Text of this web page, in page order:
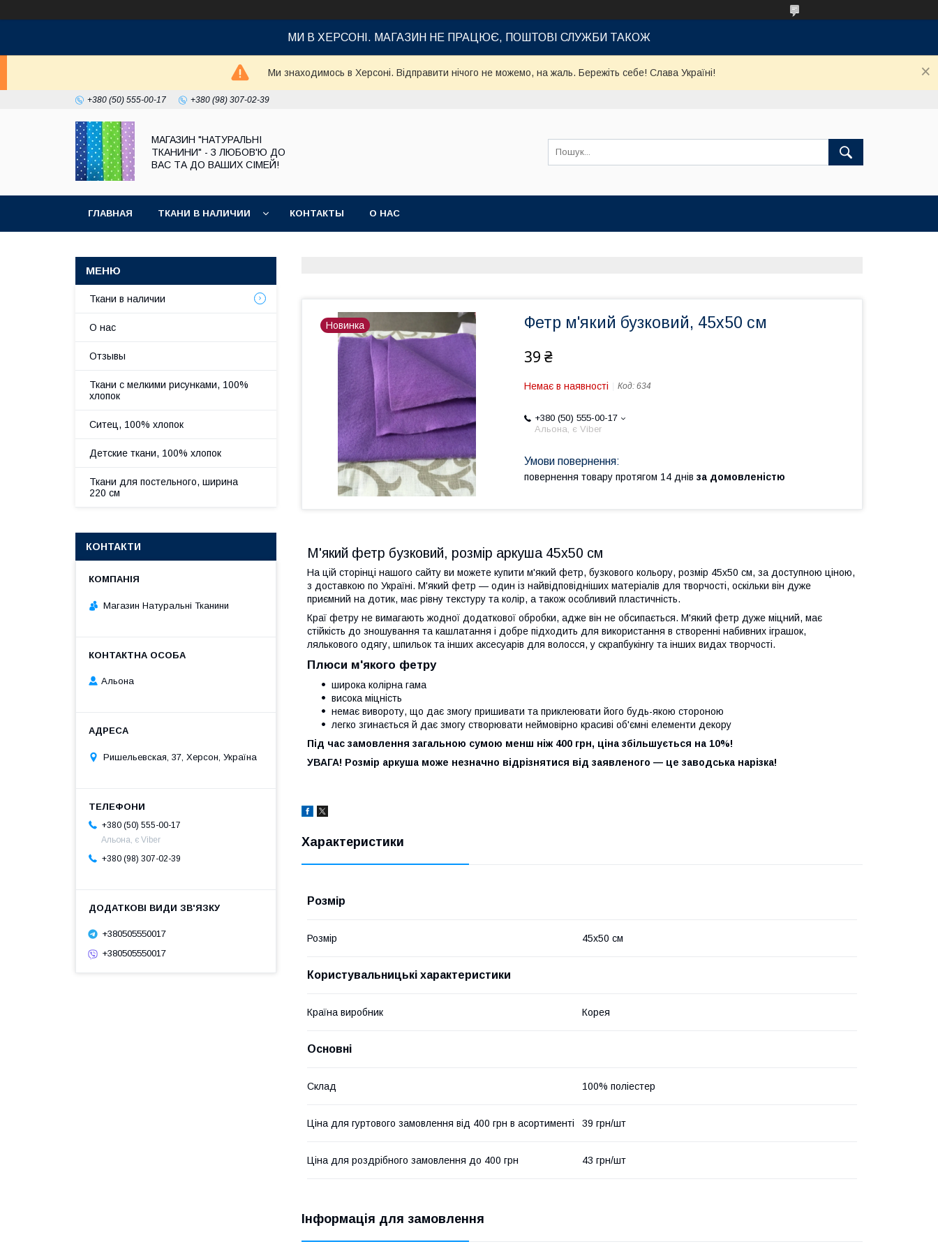
МИ В ХЕРСОНІ. МАГАЗИН НЕ ПРАЦЮЄ, ПОШТОВІ СЛУЖБИ ТАКОЖ
Ми знаходимось в Херсоні. Відправити нічого не можемо, на жаль. Бережіть себе! Слава Україні!
+380 (50) 555-00-17 +380 (98) 307-02-39
МАГАЗИН "НАТУРАЛЬНІ
ТКАНИНИ" - З ЛЮБОВ'Ю ДО
ВАС ТА ДО ВАШИХ СІМЕЙ!
ГЛАВНАЯ ТКАНИ В НАЛИЧИИ КОНТАКТЫ О НАС
Новинка Фетр м'який бузковий, 45х50 см
39 ₴
Немає в наявності Код: 634
+380 (50) 555-00-17
Альона, є Viber
повернення товару протягом 14 днів за домовленістю
М'який фетр бузковий, розмір аркуша 45х50 см
На цій сторінці нашого сайту ви можете купити м'який фетр, бузкового кольору, розмір 45х50 см, за доступною ціною,
з доставкою по Україні. М'який фетр — один із найвідповідніших матеріалів для творчості, оскільки він дуже
приємний на дотик, має рівну текстуру та колір, а також особливий пластичність.
Краї фетру не вимагають жодної додаткової обробки, адже він не обсипається. М'який фетр дуже міцний, має
стійкість до зношування та кашлатання і добре підходить для використання в створенні набивних іграшок,
лялькового одягу, шпильок та інших аксесуарів для волосся, у скрапбукінгу та інших видах творчості.
Плюси м'якого фетру
широка колірна гама
висока міцність
немає вивороту, що дає змогу пришивати та приклеювати його будь-якою стороною
легко згинається й дає змогу створювати неймовірно красиві об'ємні елементи декору
Під час замовлення загальною сумою менш ніж 400 грн, ціна збільшується на 10%!
УВАГА! Розмір аркуша може незначно відрізнятися від заявленого — це заводська нарізка!
Характеристики
Розмір
Розмір 45х50 см
Користувальницькі характеристики
Країна виробник Корея
Основні
Склад 100% поліестер
Ціна для гуртового замовлення від 400 грн в асортименті 39 грн/шт
Ціна для роздрібного замовлення до 400 грн 43 грн/шт
Інформація для замовлення
Ткани в наличии
О нас
Отзывы
Ткани с мелкими рисунками, 100%
хлопок
Ситец, 100% хлопок
Детские ткани, 100% хлопок
Ткани для постельного, ширина
220 см
КОНТАКТИ
Магазин Натуральні Тканини
Альона
Ришельевская, 37, Херсон, Україна
+380 (50) 555-00-17
Альона, є Viber
+380 (98) 307-02-39
+380505550017
+380505550017